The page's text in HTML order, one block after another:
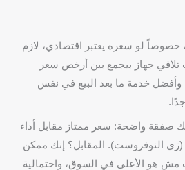
خصوصاً لو سعره يعتبر اقتصادي، لازم
جهاز بيجمع بين أرخص سعر
خدمة ما بعد البيع في نفس
صفقة واضحة: سعر ممتاز مقابل أداء
النوفروست). المقابل؟ إنك ممكن
هو الأعلى في السوق، واحتمالية